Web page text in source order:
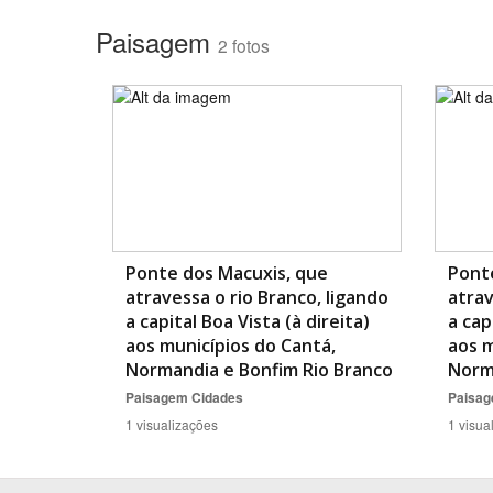
Área de Levantamento
Paisagem 2 fotos
Ponte dos Macuxis, que
atravessa o rio Branco, ligando
a capital Boa Vista (à direita)
aos municípios do Cantá,
Normandia e Bonfim Rio Branco
Paisagem Cidades
1 visualizações
a
aos
1